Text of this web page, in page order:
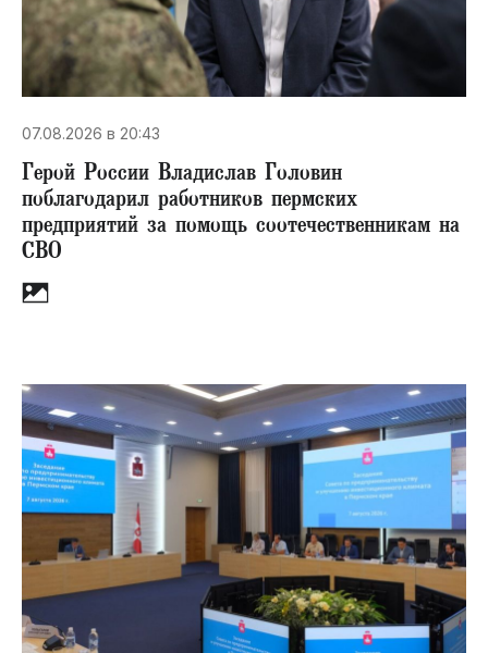
07.08.2026 в 20:43
Герой России Владислав Головин
поблагодарил работников пермских
предприятий за помощь соотечественникам на
СВО